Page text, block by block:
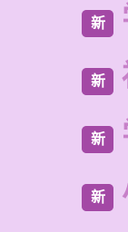
新
新
新
新